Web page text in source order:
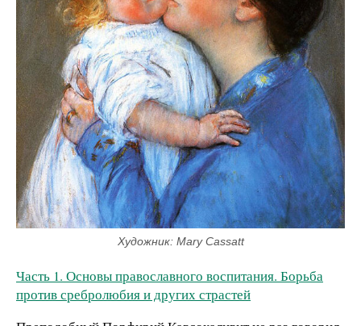
Художник: Mary Cassatt
Часть 1. Основы православного воспитания. Борьба
против сребролюбия и других страстей